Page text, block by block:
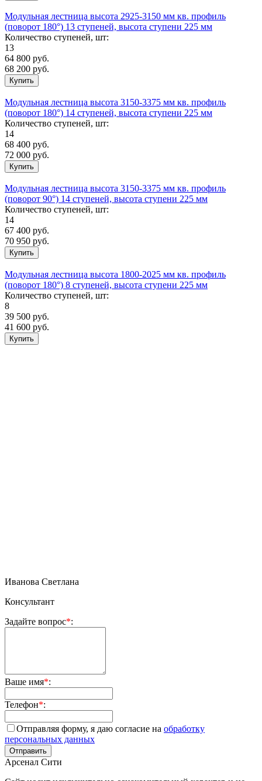
Модульная лестница высота 2925-3150 мм кв. профиль
(поворот 180°) 13 ступеней, высота ступени 225 мм
Количество ступеней, шт:
13
64 800 руб.
68 200 руб.
Модульная лестница высота 3150-3375 мм кв. профиль
(поворот 180°) 14 ступеней, высота ступени 225 мм
Количество ступеней, шт:
14
68 400 руб.
72 000 руб.
Модульная лестница высота 3150-3375 мм кв. профиль
(поворот 90°) 14 ступеней, высота ступени 225 мм
Количество ступеней, шт:
14
67 400 руб.
70 950 руб.
Модульная лестница высота 1800-2025 мм кв. профиль
(поворот 180°) 8 ступеней, высота ступени 225 мм
Количество ступеней, шт:
8
39 500 руб.
41 600 руб.
Иванова Светлана
Консультант
Задайте вопрос*:
Ваше имя*:
Телефон*:
Отправляя форму, я даю согласие на обработку
персональных данных
Арсенал Сити